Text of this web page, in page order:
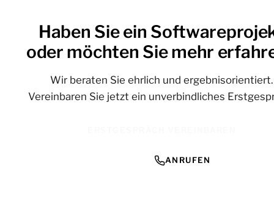
Haben Sie ein
oder möchten Sie mehr
Wir beraten Sie ehrlich und ergebnisorientiert.
Vereinbaren Sie jetzt ein unverbindliches
ANRUFEN